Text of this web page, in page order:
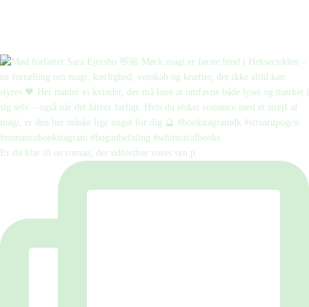
Er du klar til en roman, der udfordrer vores syn p